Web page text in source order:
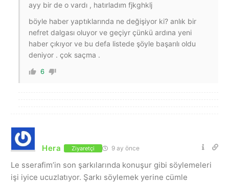
ayy bir de o vardı , hatırladım fjkghklj
böyle haber yaptıklarında ne değişiyor ki? anlık bir
nefret dalgası oluyor ve geçiyr çünkü ardına yeni
haber çıkıyor ve bu defa listede şöyle başarılı oldu
deniyor . çok saçma .
6
Hera Ziyaretçi 9 ay önce
Le sserafim’in son şarkılarında konuşur gibi söylemeleri
işi iyice ucuzlatıyor. Şarkı söylemek yerine cümle